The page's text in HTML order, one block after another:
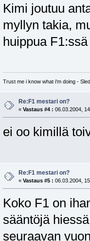
Kimi joutuu
myllyn takia,
huippua F1:ssä
Trust me i know what i'm doing -
Re:F1 mestari on?
« Vastaus #4 : 06.03.2004,
ei oo kimillä
Re:F1 mestari on?
« Vastaus #5 : 06.03.2004,
Koko F1 on
sääntöjä
seuraavan